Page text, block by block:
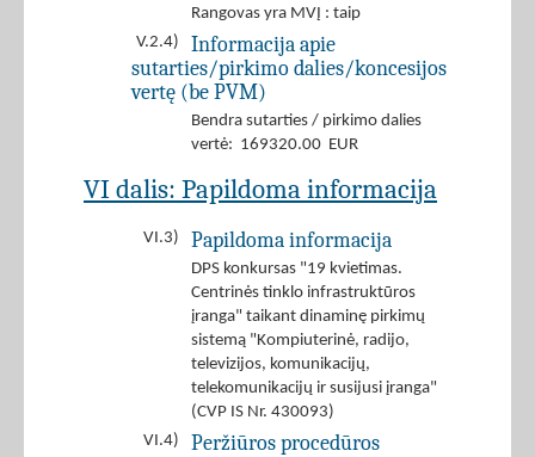
Rangovas yra MVĮ : taip
V.2.4)
Informacija apie
sutarties/pirkimo dalies/koncesijos
vertę (be PVM)
Bendra sutarties / pirkimo dalies
vertė: 169320.00 EUR
VI dalis: Papildoma informacija
VI.3) Papildoma informacija
DPS konkursas "19 kvietimas.
Centrinės tinklo infrastruktūros
įranga" taikant dinaminę pirkimų
sistemą "Kompiuterinė, radijo,
televizijos, komunikacijų,
telekomunikacijų ir susijusi įranga"
(CVP IS Nr. 430093)
VI.4)
Peržiūros procedūros